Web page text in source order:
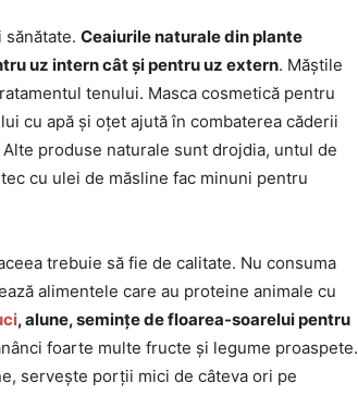
Ceaiurile naturale din plante
uz intern cât și pentru uz extern. Măștile
tenului. Masca cosmetică pentru
cu apă și oțet ajută în combaterea căderii
produse naturale sunt drojdia, untul de
cu ulei de măsline fac minuni pentru
trebuie să fie de calitate. Nu consuma
alimentele care au proteine animale cu
, alune, semințe de floarea-soarelui pentru
foarte multe fructe și legume proaspete.
servește porții mici de câteva ori pe